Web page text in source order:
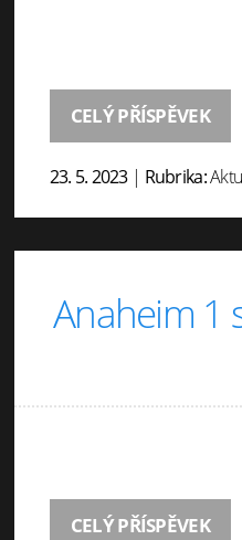
CELÝ PŘÍSPĚVEK
23. 5. 2023 | Rubrika:
Anaheim 1
CELÝ PŘÍSPĚVEK